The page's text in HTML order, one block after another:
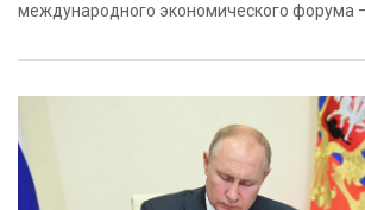
международного экономического форума